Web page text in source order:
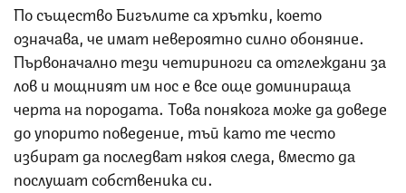
По същество Бигълите са хрътки, което
означава, че имат невероятно силно обоняние.
Първоначално тези четириноги са отглеждани за
лов и мощният им нос е все още доминираща
черта на породата. Това понякога може да доведе
до упорито поведение, тъй като те често
избират да последват някоя следа, вместо да
послушат собственика си.